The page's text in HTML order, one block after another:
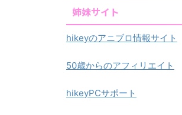
姉妹サイト
hikeyのアニブロ情報サイト
50歳からのアフィリエイト
hikeyPCサポート